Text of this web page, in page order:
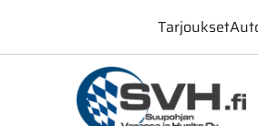
Tarjoukset